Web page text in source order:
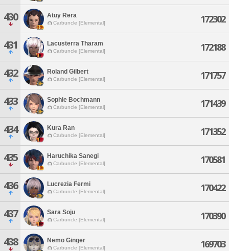
430 Atuy Rera
Carbuncle [Elemental] 172302
431 Lacusterra Tharam
Carbuncle [Elemental] 172188
432 Roland Gilbert
Carbuncle [Elemental] 171757
433 Sophie Bochmann
Carbuncle [Elemental] 171439
434 Kura Ran
Carbuncle [Elemental] 171352
435 Haruchika Sanegi
Carbuncle [Elemental] 170581
436 Lucrezia Fermi
Carbuncle [Elemental] 170422
437 Sara Soju
Carbuncle [Elemental] 170390
438 Nemo Ginger
Carbuncle [Elemental] 169703